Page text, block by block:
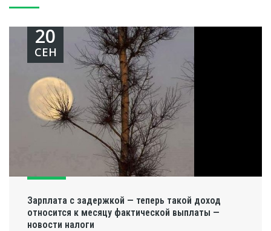
Зарплата с задержкой — теперь такой доход
относится к месяцу фактической выплаты —
новости налоги
20
СЕН